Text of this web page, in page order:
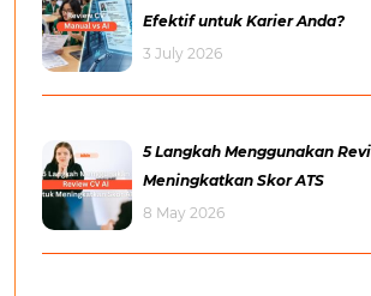
Efektif untuk Karier Anda?
3 July 2026
5 Langkah Menggunakan
Meningkatkan Skor ATS
8 May 2026